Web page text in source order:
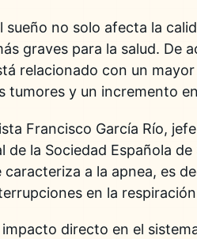
sueño no solo afecta la
graves para la salud. De
relacionado con un
tumores y un incremento
Francisco García Río,
de la Sociedad Española de
a la apnea, es
en la
directo en el